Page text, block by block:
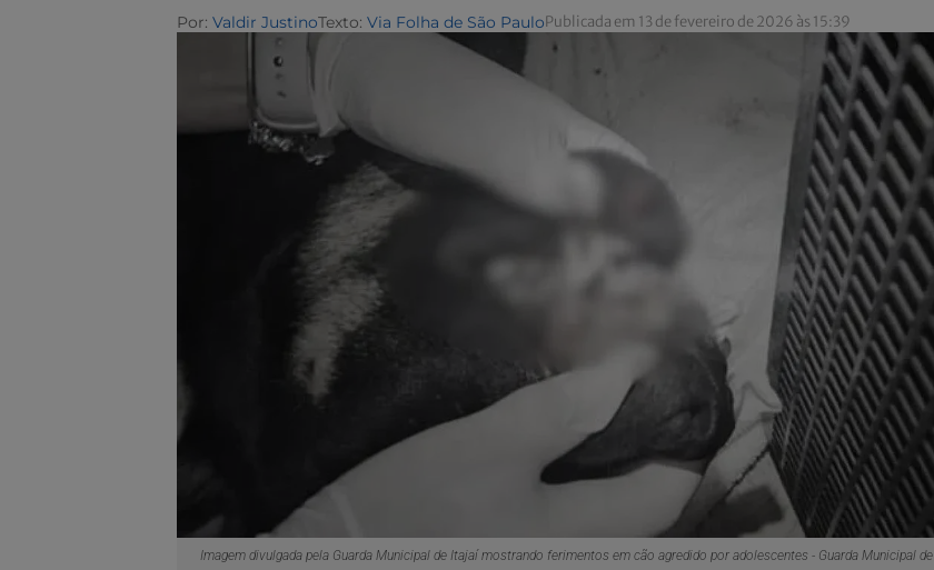
Por: Valdir JustinoTexto: Via Folha de São PauloPublicada em 13 de fevereiro de 2026 às 15:39
Imagem divulgada pela Guarda Municipal de Itajaí mostrando ferimentos em cão agredido por adolescentes - Guarda Municipal de